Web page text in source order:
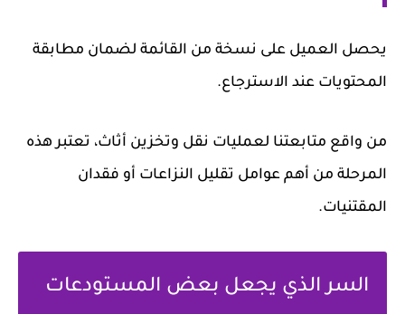
يحصل العميل على نسخة من القائمة لضمان مطابقة
المحتويات عند الاسترجاع.
من واقع متابعتنا لعمليات نقل وتخزين أثاث، تعتبر هذه
المرحلة من أهم عوامل تقليل النزاعات أو فقدان
المقتنيات.
السر الذي يجعل بعض المستودعات